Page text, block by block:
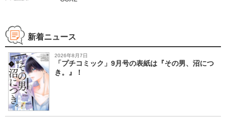
新着ニュース
2026年8月7日
「プチコミック」9月号の表紙は『その男、沼につ
き。』！